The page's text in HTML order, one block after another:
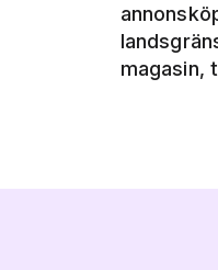
magasin,